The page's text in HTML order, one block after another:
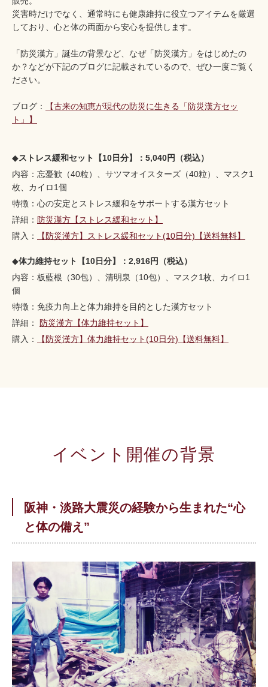
災害時だけでなく、通常時にも健康維持に役立つアイテムを厳選
しており、心と体の両面から安心を提供します。
「防災漢方」誕生の背景など、なぜ「防災漢方」をはじめたの
か？などが下記のブログに記載されているので、ぜひ一度ご覧く
ださい。
ブログ：
【古来の知恵が現代の防災に生きる「防災漢方セッ
ト」】
◆ストレス緩和セット【10日分】：5,040円（税込）
内容：忘憂歓（40粒）、サツマオイスターズ（40粒）、マスク1
枚、カイロ1個
特徴：心の安定とストレス緩和をサポートする漢方セット
詳細： 防災漢方【ストレス緩和セット】
購入：
【防災漢方】ストレス緩和セット(10日分)【送料無料】
◆体力維持セット【10日分】：2,916円（税込）
内容：板藍根（30包）、清明泉（10包）、マスク1枚、カイロ1
個
特徴：免疫力向上と体力維持を目的とした漢方セット
詳細： 防災漢方【体力維持セット】
購入：
【防災漢方】体力維持セット(10日分)【送料無料】
イベント開催の背景
阪神・淡路大震災の経験から生まれた“心
と体の備え”